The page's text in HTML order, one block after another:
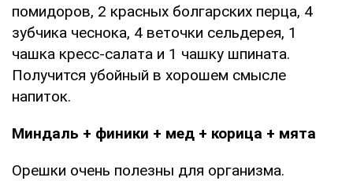
помидоров, 2 красных болгарских перца, 4
зубчика чеснока, 4 веточки сельдерея, 1
чашка кресс-салата и 1 чашку шпината.
Получится убойный в хорошем смысле
напиток.
Миндаль + финики + мед + корица + мята
Орешки очень полезны для организма.